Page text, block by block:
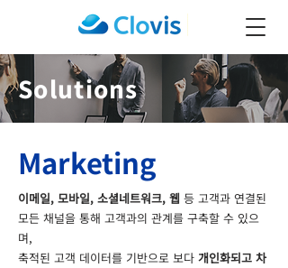
Solutions
Marketing
이메일, 모바일, 소셜네트워크, 웹 등 고객과 연결된
모든 채널을 통해 고객과의 관계를 구축할 수 있으
며,
축적된 고객 데이터를 기반으로 보다 개인화되고 차